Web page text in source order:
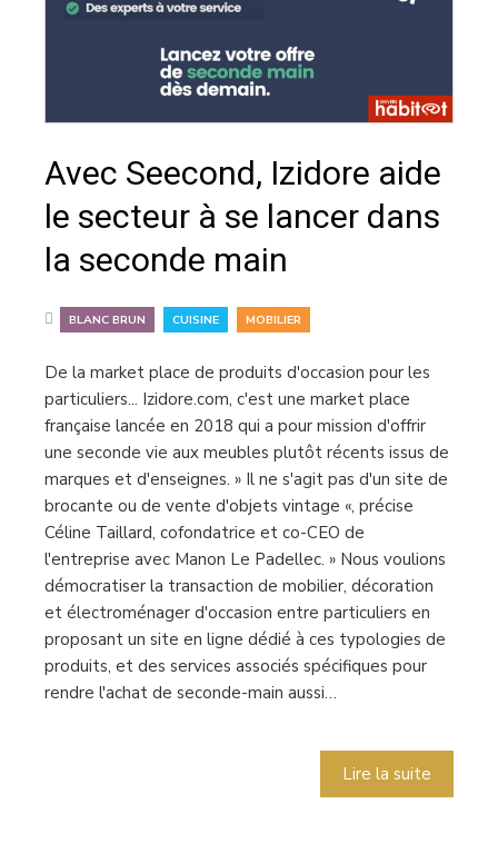
Avec Seecond, Izidore aide
le secteur à se lancer dans
la seconde main
BLANC BRUN CUISINE MOBILIER
De la market place de produits d'occasion pour les
particuliers... Izidore.com, c'est une market place
française lancée en 2018 qui a pour mission d'offrir
une seconde vie aux meubles plutôt récents issus de
marques et d'enseignes. » Il ne s'agit pas d'un site de
brocante ou de vente d'objets vintage «, précise
Céline Taillard, cofondatrice et co-CEO de
l'entreprise avec Manon Le Padellec. » Nous voulions
démocratiser la transaction de mobilier, décoration
et électroménager d'occasion entre particuliers en
proposant un site en ligne dédié à ces typologies de
produits, et des services associés spécifiques pour
rendre l'achat de seconde-main aussi…
Lire la suite